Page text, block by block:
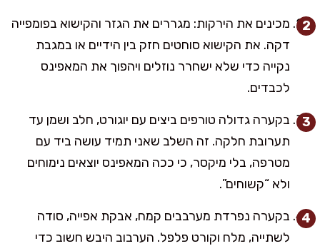
מכינים את הירקות: מגררים את הגזר והקישוא בפומפייה
דקה. את הקישוא סוחטים חזק בין הידיים או במגבת
נקייה כדי שלא ישחרר נוזלים ויהפוך את המאפינס
לכבדים.
בקערה גדולה טורפים ביצים עם יוגורט, חלב ושמן עד
תערובת חלקה. זה השלב שאני תמיד עושה ביד עם
מטרפה, בלי מיקסר, כי ככה המאפינס יוצאים נימוחים
ולא “קשוחים”.
בקערה נפרדת מערבבים קמח, אבקת אפייה, סודה
לשתייה, מלח וקורט פלפל. הערבוב היבש חשוב כדי